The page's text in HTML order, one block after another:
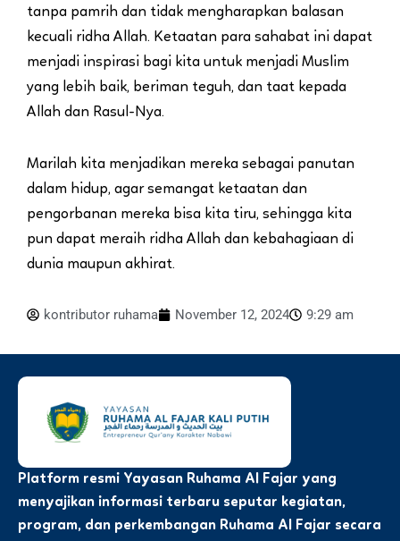
tanpa pamrih dan tidak mengharapkan balasan
kecuali ridha Allah. Ketaatan para sahabat ini dapat
menjadi inspirasi bagi kita untuk menjadi Muslim
yang lebih baik, beriman teguh, dan taat kepada
Allah dan Rasul-Nya.
Marilah kita menjadikan mereka sebagai panutan
dalam hidup, agar semangat ketaatan dan
pengorbanan mereka bisa kita tiru, sehingga kita
pun dapat meraih ridha Allah dan kebahagiaan di
dunia maupun akhirat.
kontributor ruhama November 12, 2024 9:29 am
Platform resmi Yayasan Ruhama Al Fajar yang
menyajikan informasi terbaru seputar kegiatan,
program, dan perkembangan Ruhama Al Fajar secara